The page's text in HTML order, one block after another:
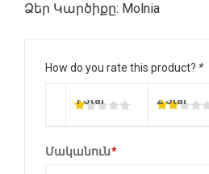
Ձեր Կարծիքը: Molnia
How do you rate this product? *
1 Star 2 Star
*
Մականուն